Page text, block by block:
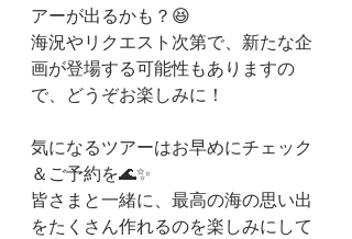
アーが出るかも？😆
海況やリクエスト次第で、新たな企
画が登場する可能性もありますの
で、どうぞお楽しみに！
気になるツアーはお早めにチェック
＆ご予約を🌊✨
皆さまと一緒に、最高の海の思い出
をたくさん作れるのを楽しみにして